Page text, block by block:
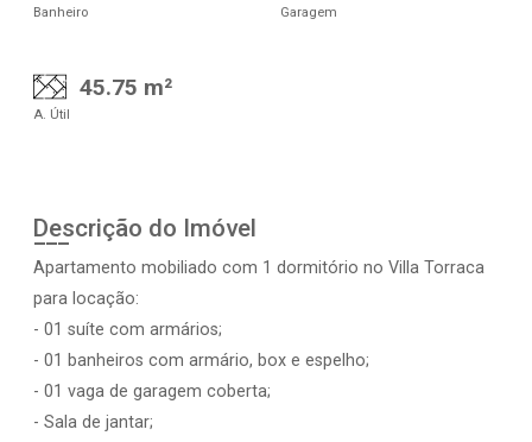
Banheiro Garagem
45.75 m²
A. Útil
Descrição do Imóvel
Apartamento mobiliado com 1 dormitório no Villa Torraca
para locação:
- 01 suíte com armários;
- 01 banheiros com armário, box e espelho;
- 01 vaga de garagem coberta;
- Sala de jantar;